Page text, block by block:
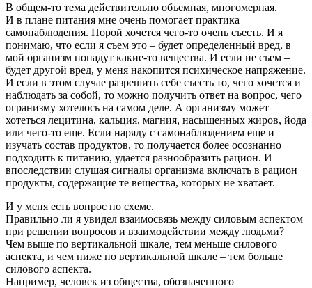
В общем-то тема действительно объемная, многомерная.
И в плане питания мне очень помогает практика
самонаблюдения. Порой хочется чего-то очень съесть. И я
понимаю, что если я съем это – будет определенный вред, в
мой организм попадут какие-то вещества. И если не съем –
будет другой вред, у меня накопится психическое напряжение.
И если в этом случае разрешить себе съесть то, чего хочется и
наблюдать за собой, то можно получить ответ на вопрос, чего
огранизму хотелось на самом деле. А организму может
хотеться лецитина, кальция, магния, насыщенных жиров, йода
или чего-то еще. Если наряду с самонаблюдением еще и
изучать состав продуктов, то получается более осознанно
подходить к питанию, удается разнообразить рацион. И
впоследствии слушая сигналы организма включать в рацион
продукты, содержащие те вещества, которых не хватает.
И у меня есть вопрос по схеме.
Правильно ли я увидел взаимосвязь между силовым аспектом
при решении вопросов и взаимодействии между людьми?
Чем выше по вертикальной шкале, тем меньше силового
аспекта, и чем ниже по вертикальной шкале – тем больше
силового аспекта.
Например, человек из общества, обозначенного